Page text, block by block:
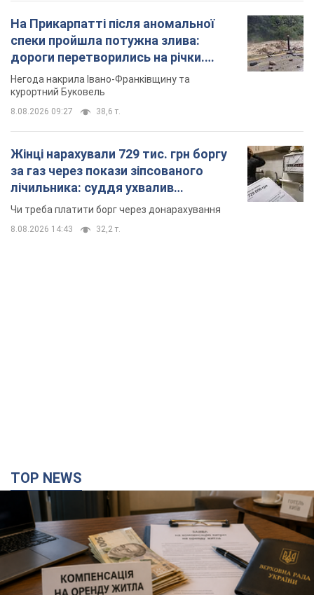
На Прикарпатті після аномальної
спеки пройшла потужна злива:
дороги перетворились на річки.
Відео
Негода накрила Івано-Франківщину та
курортний Буковель
8.08.2026 09:27 38,6 т.
Жінці нарахували 729 тис. грн боргу
за газ через покази зіпсованого
лічильника: суддя ухвалив
неочікуване рішення
Чи треба платити борг через донарахування
8.08.2026 14:43 32,2 т.
TOP NEWS